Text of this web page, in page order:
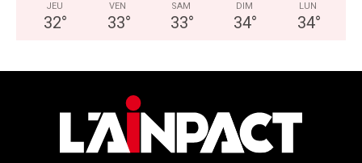
JEU
32°
VEN
33°
SAM
33°
DIM
34°
LUN
34°